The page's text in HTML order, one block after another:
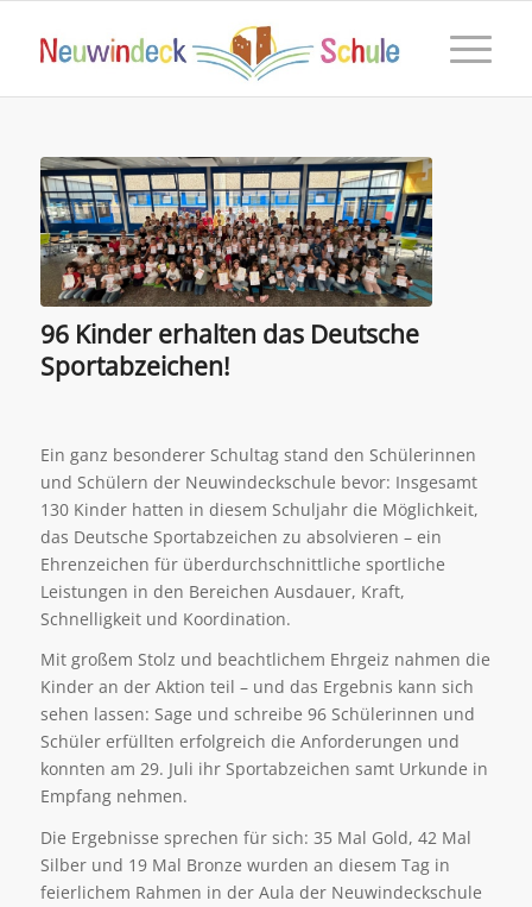
96 Kinder erhalten das Deutsche
Sportabzeichen!
Ein ganz besonderer Schultag stand den Schülerinnen
und Schülern der Neuwindeckschule bevor: Insgesamt
130 Kinder hatten in diesem Schuljahr die Möglichkeit,
das Deutsche Sportabzeichen zu absolvieren – ein
Ehrenzeichen für überdurchschnittliche sportliche
Leistungen in den Bereichen Ausdauer, Kraft,
Schnelligkeit und Koordination.
Mit großem Stolz und beachtlichem Ehrgeiz nahmen die
Kinder an der Aktion teil – und das Ergebnis kann sich
sehen lassen: Sage und schreibe 96 Schülerinnen und
Schüler erfüllten erfolgreich die Anforderungen und
konnten am 29. Juli ihr Sportabzeichen samt Urkunde in
Empfang nehmen.
Die Ergebnisse sprechen für sich: 35 Mal Gold, 42 Mal
Silber und 19 Mal Bronze wurden an diesem Tag in
feierlichem Rahmen in der Aula der Neuwindeckschule